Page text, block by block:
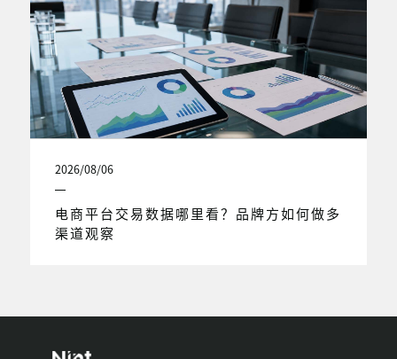
2026/08/06
电商平台交易数据哪里看？品牌方如何做多
渠道观察